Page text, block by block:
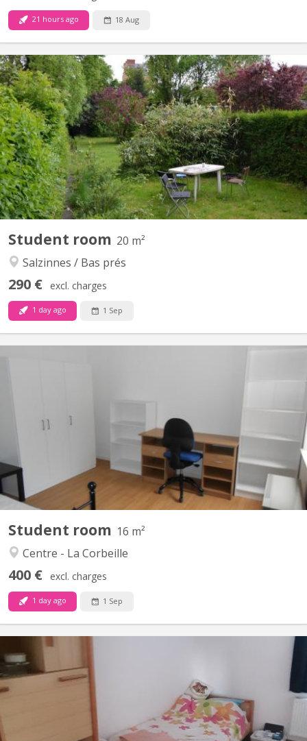
21 hours ago 18 Aug
Student room 20 m²
Salzinnes / Bas prés
290 € excl. charges
1 day ago 1 Sep
KN 1145
Beaux kots spacieux, lumineux, meublés Point d'eau dans la
chambre Sdd et cuisine communes, 2 wc, beau jardin Internet,
chauffage central 420 € tout compris
Student room 16 m²
Centre - La Corbeille
400 € excl. charges
1 day ago 1 Sep
entièrement meublées. ( literie complète, garde-robe, bureau,
chaise de bureau, étagères, table de chevet ). La cuisine équipée
( gazinière, hotte, frigo-congélateur, micro-onde, vaisselle,
casseroles, table, chaises) et la salle de bain sont à...
KN 1495
Kots meublés idéalement situés pour la HEAJ et proche du
centre,... 1 autre kot duplex disponible au tarif de 445€ Le tarif de
la location s'entend toutes charges comprises, internet, location
du mobilier et le nettoyage des communs. Pas de révisions des
charges en fin d'année ! Un frigo dans...